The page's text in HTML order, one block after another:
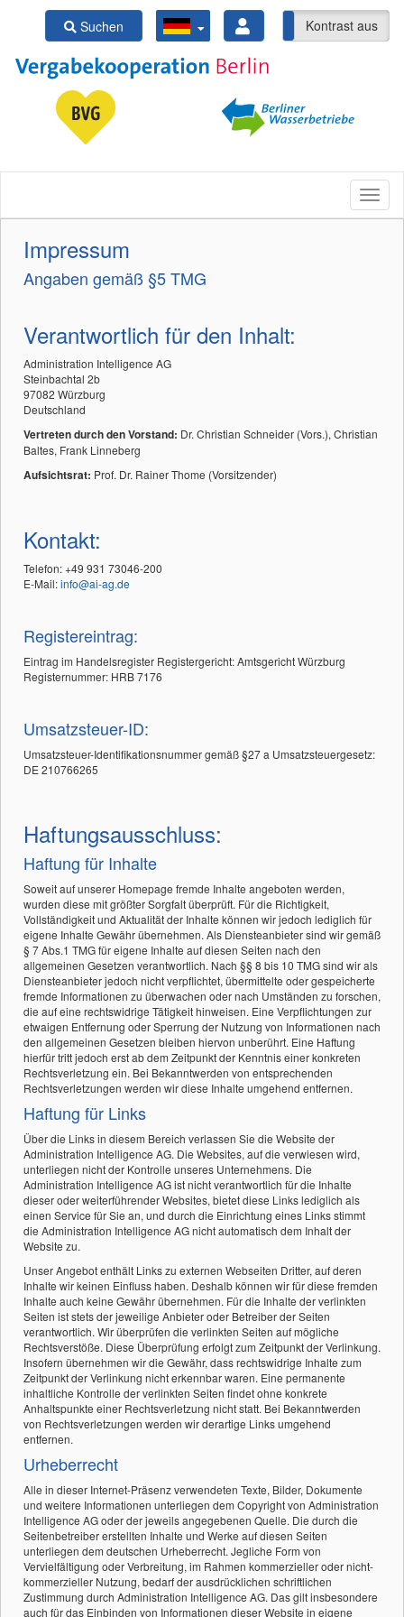
Suchen Kontrast ein Kontrast aus
Impressum
Angaben gemäß §5 TMG
Verantwortlich für den Inhalt:
Administration Intelligence AG
Steinbachtal 2b
97082 Würzburg
Deutschland
Vertreten durch den Vorstand: Dr. Christian Schneider (Vors.), Christian
Baltes, Frank Linneberg
Aufsichtsrat: Prof. Dr. Rainer Thome (Vorsitzender)
Kontakt:
Telefon: +49 931 73046-200
E-Mail:info@ai-ag.de
Registereintrag:
Eintrag im Handelsregister Registergericht: Amtsgericht Würzburg
Registernummer: HRB 7176
Umsatzsteuer-ID:
Umsatzsteuer-Identifikationsnummer gemäß §27 a Umsatzsteuergesetz:
DE 210766265
Haftungsausschluss:
Haftung für Inhalte
Soweit auf unserer Homepage fremde Inhalte angeboten werden,
wurden diese mit größter Sorgfalt überprüft. Für die Richtigkeit,
Vollständigkeit und Aktualität der Inhalte können wir jedoch lediglich für
eigene Inhalte Gewähr übernehmen. Als Diensteanbieter sind wir gemäß
§ 7 Abs.1 TMG für eigene Inhalte auf diesen Seiten nach den
allgemeinen Gesetzen verantwortlich. Nach §§ 8 bis 10 TMG sind wir als
Diensteanbieter jedoch nicht verpflichtet, übermittelte oder gespeicherte
fremde Informationen zu überwachen oder nach Umständen zu forschen,
die auf eine rechtswidrige Tätigkeit hinweisen. Eine Verpflichtungen zur
etwaigen Entfernung oder Sperrung der Nutzung von Informationen nach
den allgemeinen Gesetzen bleiben hiervon unberührt. Eine Haftung
hierfür tritt jedoch erst ab dem Zeitpunkt der Kenntnis einer konkreten
Rechtsverletzung ein. Bei Bekanntwerden von entsprechenden
Rechtsverletzungen werden wir diese Inhalte umgehend entfernen.
Haftung für Links
Über die Links in diesem Bereich verlassen Sie die Website der
Administration Intelligence AG. Die Websites, auf die verwiesen wird,
unterliegen nicht der Kontrolle unseres Unternehmens. Die
Administration Intelligence AG ist nicht verantwortlich für die Inhalte
dieser oder weiterführender Websites, bietet diese Links lediglich als
einen Service für Sie an, und durch die Einrichtung eines Links stimmt
die Administration Intelligence AG nicht automatisch dem Inhalt der
Website zu.
Unser Angebot enthält Links zu externen Webseiten Dritter, auf deren
Inhalte wir keinen Einfluss haben. Deshalb können wir für diese fremden
Inhalte auch keine Gewähr übernehmen. Für die Inhalte der verlinkten
Seiten ist stets der jeweilige Anbieter oder Betreiber der Seiten
verantwortlich. Wir überprüfen die verlinkten Seiten auf mögliche
Rechtsverstöße. Diese Überprüfung erfolgt zum Zeitpunkt der Verlinkung.
Insofern übernehmen wir die Gewähr, dass rechtswidrige Inhalte zum
Zeitpunkt der Verlinkung nicht erkennbar waren. Eine permanente
inhaltliche Kontrolle der verlinkten Seiten findet ohne konkrete
Anhaltspunkte einer Rechtsverletzung nicht statt. Bei Bekanntwerden
von Rechtsverletzungen werden wir derartige Links umgehend
entfernen.
Urheberrecht
Alle in dieser Internet-Präsenz verwendeten Texte, Bilder, Dokumente
und weitere Informationen unterliegen dem Copyright von Administration
Intelligence AG oder der jeweils angegebenen Quelle. Die durch die
Seitenbetreiber erstellten Inhalte und Werke auf diesen Seiten
unterliegen dem deutschen Urheberrecht. Jegliche Form von
Vervielfältigung oder Verbreitung, im Rahmen kommerzieller oder nicht-
kommerzieller Nutzung, bedarf der ausdrücklichen schriftlichen
Zustimmung durch Administration Intelligence AG. Das gilt insbesondere
auch für das Einbinden von Informationen dieser Website in eigene